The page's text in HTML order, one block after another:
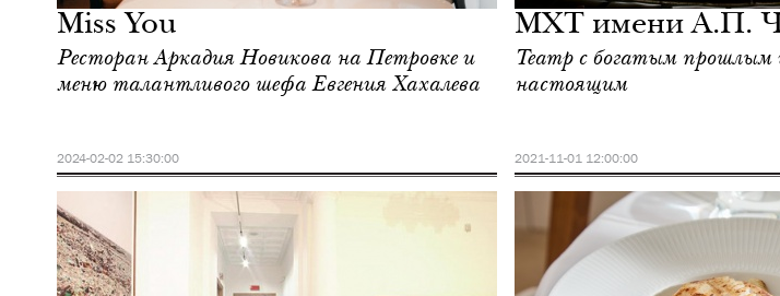
Miss You
Ресторан Аркадия Новикова на Петровке и
меню талантливого шефа Евгения Хахалева
2024-02-02 15:30:00
МХТ имени А.П.
Театр с богатым прошлым
настоящим
2021-11-01 12:00:00